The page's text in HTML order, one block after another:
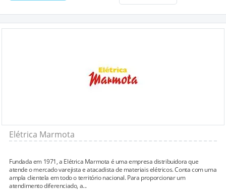
Elétrica Marmota
Fundada em 1971, a Elétrica Marmota é uma empresa distribuidora que
atende o mercado varejista e atacadista de materiais elétricos. Conta com uma
ampla clientela em todo o território nacional. Para proporcionar um
atendimento diferenciado, a...